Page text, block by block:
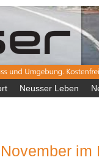
Neusser Leben
im